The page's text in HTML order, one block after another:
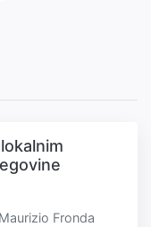
Fronda